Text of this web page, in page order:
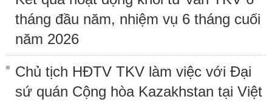
tháng đầu năm, nhiệm vụ 6 tháng cuối
năm 2026
Chủ tịch HĐTV TKV làm việc với Đại
sứ quán Cộng hòa Kazakhstan tại Việt